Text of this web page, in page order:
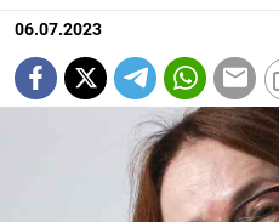
06.07.2023